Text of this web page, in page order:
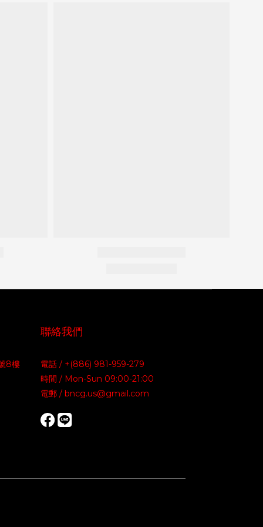
8樓
聯絡我們
電話 / +(886) 981-959-279
時間 / Mon-Sun 09:00-21:00
電郵 / bncg.us@gmail.com